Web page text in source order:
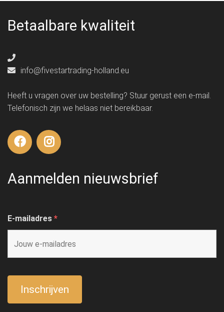
Betaalbare kwaliteit
info@fivestartrading-holland.eu
Heeft u vragen over uw bestelling? Stuur gerust een e-mail.
Telefonisch zijn we helaas niet bereikbaar.
Aanmelden nieuwsbrief
E-mailadres *